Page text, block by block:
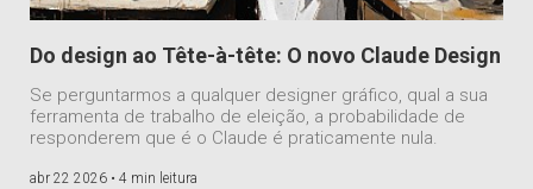
Do design ao Tête-à-tête: O novo Claude Design
Se perguntarmos a qualquer designer gráfico, qual a sua
ferramenta de trabalho de eleição, a probabilidade de
responderem que é o Claude é praticamente nula.
abr 22 2026 • 4 min leitura